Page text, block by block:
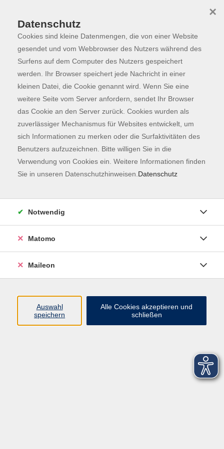
Skip to main content
Programm
Der Kurs konnte nicht gefunden werden.
Kontaktformular
Impressum
AGB
Datenschutzerklärung
Datenschutz
Cookies sind kleine Datenmengen, die von einer Website
gesendet und vom Webbrowser des Nutzers während des
Surfens auf dem Computer des Nutzers gespeichert
werden. Ihr Browser speichert jede Nachricht in einer
kleinen Datei, die Cookie genannt wird. Wenn Sie eine
weitere Seite vom Server anfordern, sendet Ihr Browser
das Cookie an den Server zurück. Cookies wurden als
zuverlässiger Mechanismus für Websites entwickelt, um
sich Informationen zu merken oder die Surfaktivitäten des
Benutzers aufzuzeichnen. Bitte willigen Sie in die
Verwendung von Cookies ein. Weitere Informationen finden
Sie in unseren Datenschutzhinweisen. Datenschutz
×
Notwendig
Matomo
Maileon
Auswahl
speichern
Alle Cookies akzeptieren und
schließen